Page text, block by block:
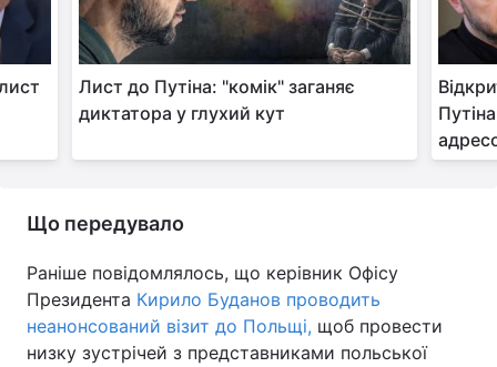
Лист до Путіна: "комік" заганяє
диктатора у глухий кут
Що передувало
Раніше повідомлялось, що керівник Офісу
Президента Кирило Буданов проводить
неанонсований візит до Польщі, щоб провести
низку зустрічей з представниками польської